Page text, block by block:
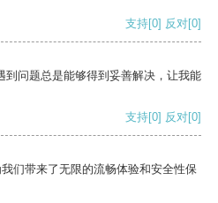
支持[0] 反对[0]
到问题总是能够得到妥善解决，让我能
支持[0] 反对[0]
们带来了无限的流畅体验和安全性保